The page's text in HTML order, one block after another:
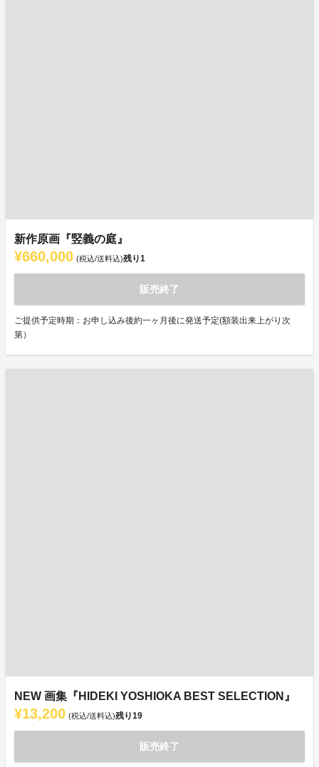
新作原画『竪義の庭』
¥660,000 (税込/送料込)残り1
販売終了
ご提供予定時期：お申し込み後約一ヶ月後に発送予定(額装出来上がり次
第）
NEW 画集『HIDEKI YOSHIOKA BEST SELECTION』
¥13,200 (税込/送料込)残り19
販売終了